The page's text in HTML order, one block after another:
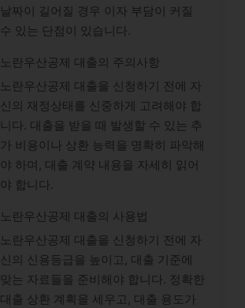
날짜이 길어질 경우 이자 부담이 커질
수 있는 단점이 있습니다.
노란우산공제 대출의 주의사항
노란우산공제 대출을 신청하기 전에 자
신의 재정상태를 신중하게 고려해야 합
니다. 대출을 받을 때 발생할 수 있는 추
가 비용이나 상환 능력을 명확히 파악해
야 하며, 대출 계약 내용을 자세히 읽어
야 합니다.
노란우산공제 대출의 사용법
노란우산공제 대출을 신청하기 전에 자
신의 신용등급을 높이고, 대출 기준에
맞는 자료들을 준비해야 합니다. 정확한
대출 상환 계획을 세우고, 대출 용도가